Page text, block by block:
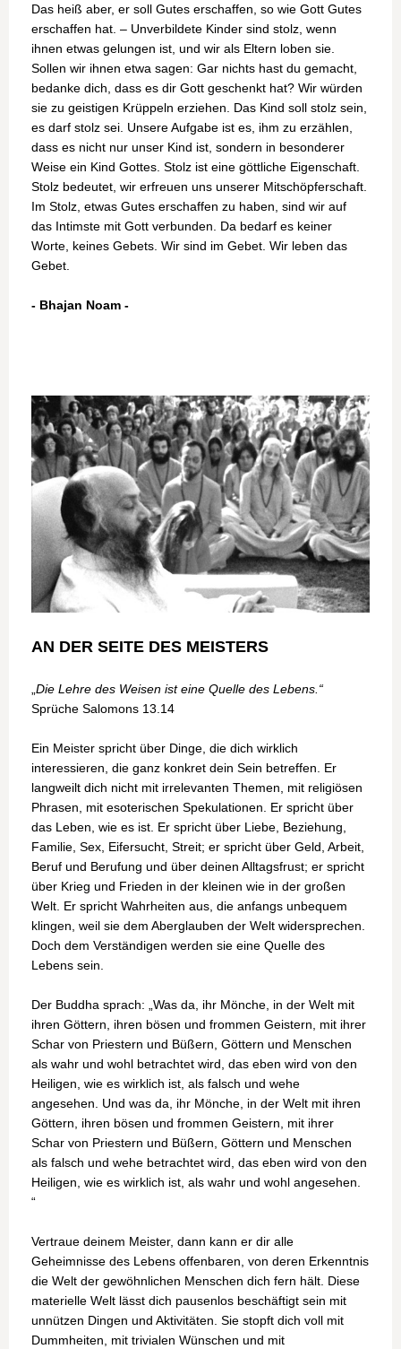
Das heiß aber, er soll Gutes erschaffen, so wie Gott Gutes
erschaffen hat. – Unverbildete Kinder sind stolz, wenn
ihnen etwas gelungen ist, und wir als Eltern loben sie.
Sollen wir ihnen etwa sagen: Gar nichts hast du gemacht,
bedanke dich, dass es dir Gott geschenkt hat? Wir würden
sie zu geistigen Krüppeln erziehen. Das Kind soll stolz sein,
es darf stolz sei. Unsere Aufgabe ist es, ihm zu erzählen,
dass es nicht nur unser Kind ist, sondern in besonderer
Weise ein Kind Gottes. Stolz ist eine göttliche Eigenschaft.
Stolz bedeutet, wir erfreuen uns unserer Mitschöpferschaft.
Im Stolz, etwas Gutes erschaffen zu haben, sind wir auf
das Intimste mit Gott verbunden. Da bedarf es keiner
Worte, keines Gebets. Wir sind im Gebet. Wir leben das
Gebet.
- Bhajan Noam -
AN DER SEITE DES MEISTERS
Die Lehre des Weisen ist eine Quelle des Lebens.“
Sprüche Salomons 13.14
Ein Meister spricht über Dinge, die dich wirklich
interessieren, die ganz konkret dein Sein betreffen. Er
langweilt dich nicht mit irrelevanten Themen, mit religiösen
Phrasen, mit esoterischen Spekulationen. Er spricht über
das Leben, wie es ist. Er spricht über Liebe, Beziehung,
Familie, Sex, Eifersucht, Streit; er spricht über Geld, Arbeit,
Beruf und Berufung und über deinen Alltagsfrust; er spricht
über Krieg und Frieden in der kleinen wie in der großen
Welt. Er spricht Wahrheiten aus, die anfangs unbequem
klingen, weil sie dem Aberglauben der Welt widersprechen.
Doch dem Verständigen werden sie eine Quelle des
Lebens sein.
Der Buddha sprach: „Was da, ihr Mönche, in der Welt mit
ihren Göttern, ihren bösen und frommen Geistern, mit ihrer
Schar von Priestern und Büßern, Göttern und Menschen
als wahr und wohl betrachtet wird, das eben wird von den
Heiligen, wie es wirklich ist, als falsch und wehe
angesehen. Und was da, ihr Mönche, in der Welt mit ihren
Göttern, ihren bösen und frommen Geistern, mit ihrer
Schar von Priestern und Büßern, Göttern und Menschen
als falsch und wehe betrachtet wird, das eben wird von den
Heiligen, wie es wirklich ist, als wahr und wohl angesehen.
“
Vertraue deinem Meister, dann kann er dir alle
Geheimnisse des Lebens offenbaren, von deren Erkenntnis
die Welt der gewöhnlichen Menschen dich fern hält. Diese
materielle Welt lässt dich pausenlos beschäftigt sein mit
unnützen Dingen und Aktivitäten. Sie stopft dich voll mit
Dummheiten, mit trivialen Wünschen und mit